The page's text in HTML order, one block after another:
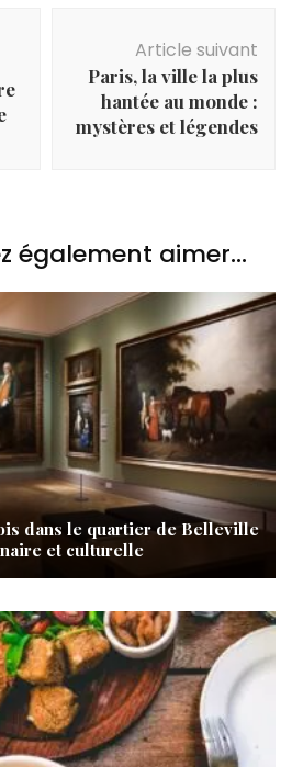
Article suivant
Paris, la ville la plus
hantée au monde :
mystères et légendes
également aimer...
dans le quartier de Belleville
et culturelle